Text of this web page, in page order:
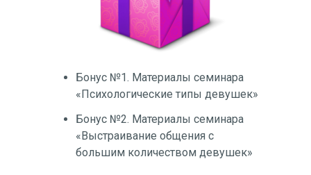
Бонус №1. Материалы семинара
«Психологические типы девушек»
Бонус №2. Материалы семинара
«Выстраивание общения с
большим количеством девушек»